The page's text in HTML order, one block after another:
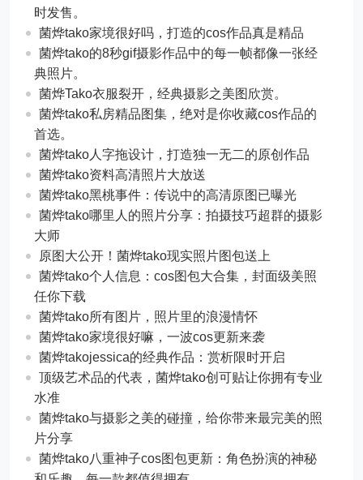
时发售。
菌烨tako家境很好吗，打造的cos作品真是精品
菌烨tako的8秒gif摄影作品中的每一帧都像一张经
典照片。
菌烨Tako衣服裂开，经典摄影之美图欣赏。
菌烨tako私房精品图集，绝对是你收藏cos作品的
首选。
菌烨tako人字拖设计，打造独一无二的原创作品
菌烨tako资料高清照片大放送
菌烨tako黑桃事件：传说中的高清原图已曝光
菌烨tako哪里人的照片分享：拍摄技巧超群的摄影
大师
原图大公开！菌烨tako现实照片图包送上
菌烨tako个人信息：cos图包大合集，封面级美照
任你下载
菌烨tako所有图片，照片里的浪漫情怀
菌烨tako家境很好嘛，一波cos更新来袭
菌烨takojessica的经典作品：赏析限时开启
顶级艺术品的代表，菌烨tako创可贴让你拥有专业
水准
菌烨tako与摄影之美的碰撞，给你带来最完美的照
片分享
菌烨tako八重神子cos图包更新：角色扮演的神秘